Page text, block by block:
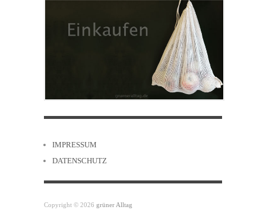
IMPRESSUM
DATENSCHUTZ
Copyright © 2026 grüner Alltag